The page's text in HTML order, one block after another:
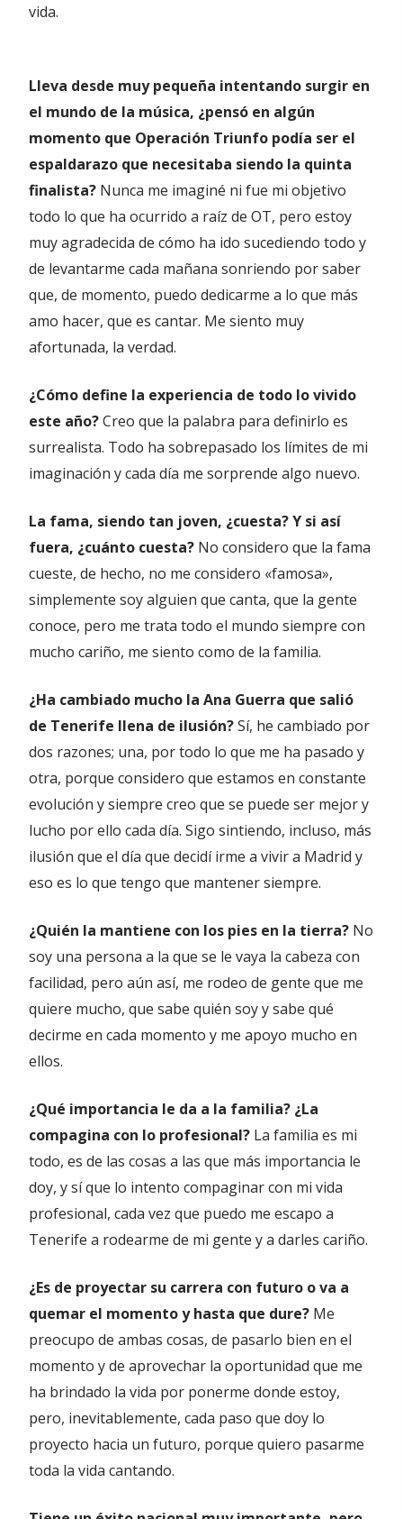
vida.
Lleva desde muy pequeña intentando surgir en
el mundo de la música, ¿pensó en algún
momento que Operación Triunfo podía ser el
espaldarazo que necesitaba siendo la quinta
finalista? Nunca me imaginé ni fue mi objetivo
todo lo que ha ocurrido a raíz de OT, pero estoy
muy agradecida de cómo ha ido sucediendo todo y
de levantarme cada mañana sonriendo por saber
que, de momento, puedo dedicarme a lo que más
amo hacer, que es cantar. Me siento muy
afortunada, la verdad.
¿Cómo define la experiencia de todo lo vivido
este año?Creo que la palabra para definirlo es
surrealista. Todo ha sobrepasado los límites de mi
imaginación y cada día me sorprende algo nuevo.
La fama, siendo tan joven, ¿cuesta? Y si así
fuera, ¿cuánto cuesta? No considero que la fama
cueste, de hecho, no me considero «famosa»,
simplemente soy alguien que canta, que la gente
conoce, pero me trata todo el mundo siempre con
mucho cariño, me siento como de la familia.
¿Ha cambiado mucho la Ana Guerra que salió
de Tenerife llena de ilusión?Sí, he cambiado por
dos razones; una, por todo lo que me ha pasado y
otra, porque considero que estamos en constante
evolución y siempre creo que se puede ser mejor y
lucho por ello cada día. Sigo sintiendo, incluso, más
ilusión que el día que decidí irme a vivir a Madrid y
eso es lo que tengo que mantener siempre.
¿Quién la mantiene con los pies en la tierra? No
soy una persona a la que se le vaya la cabeza con
facilidad, pero aún así, me rodeo de gente que me
quiere mucho, que sabe quién soy y sabe qué
decirme en cada momento y me apoyo mucho en
ellos.
¿Qué importancia le da a la familia? ¿La
compagina con lo profesional? La familia es mi
todo, es de las cosas a las que más importancia le
doy, y sí que lo intento compaginar con mi vida
profesional, cada vez que puedo me escapo a
Tenerife a rodearme de mi gente y a darles cariño.
¿Es de proyectar su carrera con futuro o va a
quemar el momento y hasta que dure? Me
preocupo de ambas cosas, de pasarlo bien en el
momento y de aprovechar la oportunidad que me
ha brindado la vida por ponerme donde estoy,
pero, inevitablemente, cada paso que doy lo
proyecto hacia un futuro, porque quiero pasarme
toda la vida cantando.